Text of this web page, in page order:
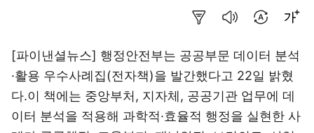
[파이낸셜뉴스] 행정안전부는 공공부문 데이터 분석
·활용 우수사례집(전자책)을 발간했다고 22일 밝혔
다.이 책에는 중앙부처, 지자체, 공공기관 업무에 데
이터 분석을 적용해 과학적·효율적 행정을 실현한 사